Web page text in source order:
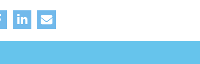
teilen mitteilen